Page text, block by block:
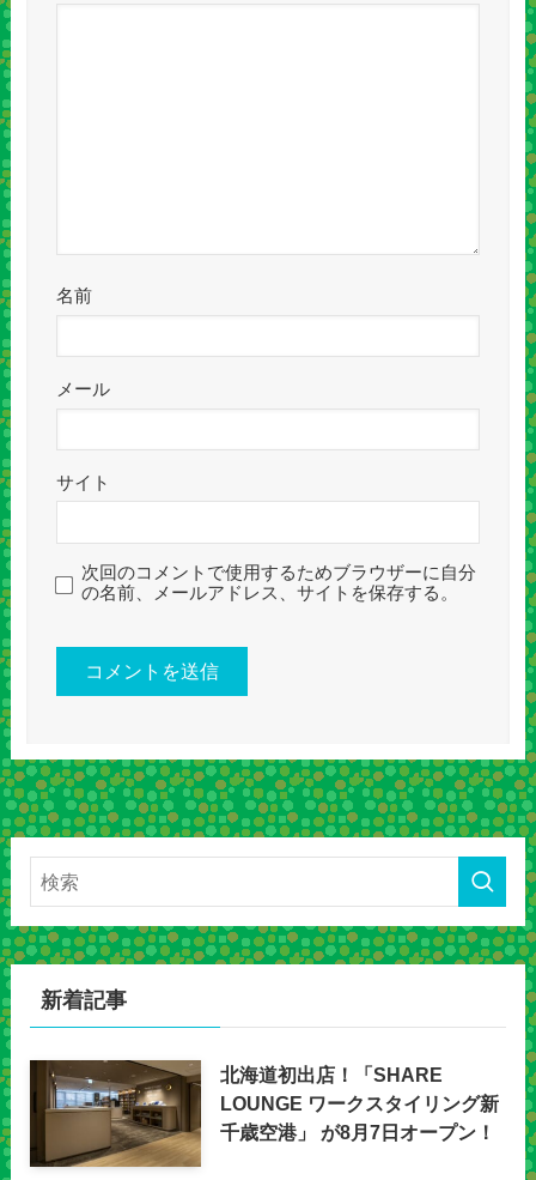
名前
メール
サイト
次回のコメントで使用するためブラウザーに自分
の名前、メールアドレス、サイトを保存する。
新着記事
北海道初出店！「SHARE
LOUNGE ワークスタイリング新
千歳空港」 が8月7日オープン！